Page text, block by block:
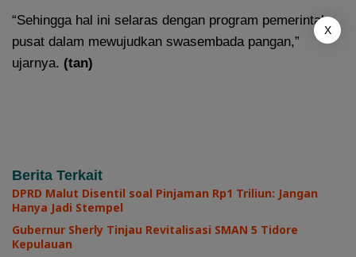
“Sehingga hal ini selaras dengan program pemerintah
pusat dalam mewujudkan swasembada pangan,”
ujarnya. (tan)
Berita Terkait
DPRD Malut Disentil soal Pinjaman Rp1 Triliun: Jangan
Hanya Jadi Stempel
Gubernur Sherly Tinjau Revitalisasi SMAN 5 Tidore
Kepulauan
X